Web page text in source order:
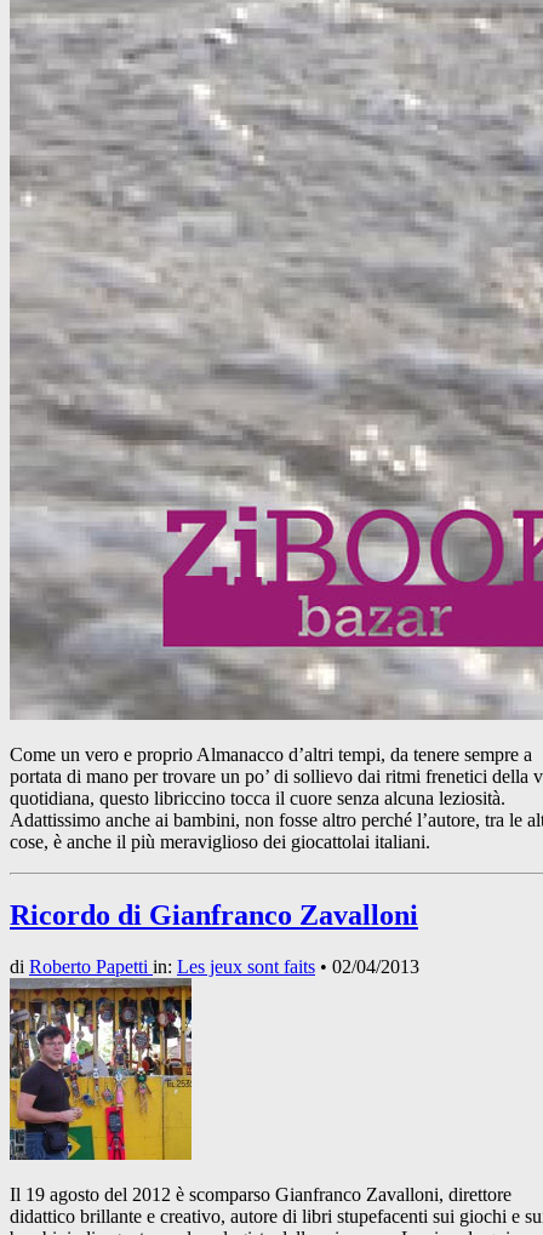
Come un vero e proprio Almanacco d’altri tempi, da tenere sempre a
portata di mano per trovare un po’ di sollievo dai ritmi frenetici della
quotidiana, questo libriccino tocca il cuore senza alcuna leziosità.
Adattissimo anche ai bambini, non fosse altro perché l’autore, tra le
cose, è anche il più meraviglioso dei giocattolai italiani.
Ricordo di Gianfranco Zavalloni
di Roberto Papetti in: Les jeux sont faits • 02/04/2013
Il 19 agosto del 2012 è scomparso Gianfranco Zavalloni, direttore
didattico brillante e creativo, autore di libri stupefacenti sui giochi e